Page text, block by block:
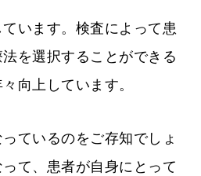
います。検査によって患
を選択することができる
向上しています。
ているのをご存知でしょ
て、患者が自身にとって